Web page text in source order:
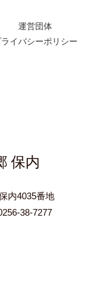
運営団体
ライバシーポリシー
保内
内4035番地
38-7277